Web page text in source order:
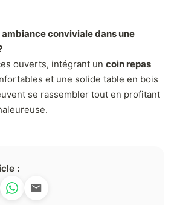
conviviale dans une
ouverts, intégrant un coin repas
et une solide table en bois
se rassembler tout en profitant
: